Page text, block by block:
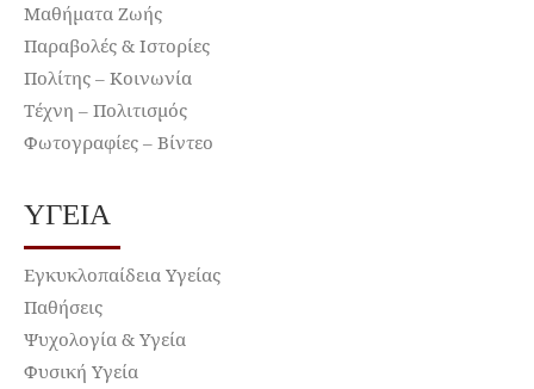
Μαθήματα Ζωής
Παραβολές & Ιστορίες
Πολίτης – Κοινωνία
Τέχνη – Πολιτισμός
Φωτογραφίες – Βίντεο
ΥΓΕΊΑ
Εγκυκλοπαίδεια Υγείας
Παθήσεις
Ψυχολογία & Υγεία
Φυσική Υγεία